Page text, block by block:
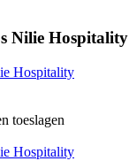
Nilie Hospitality
Hospitality
toeslagen
Hospitality